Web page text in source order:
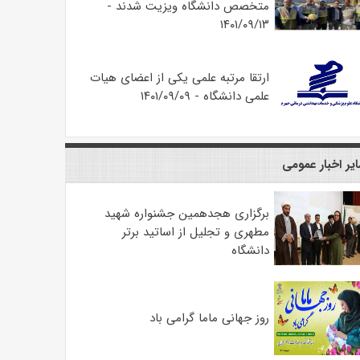
متخصص دانشگاه ویزیت شدند -
۱۴۰۱/۰۹/۱۳
ارتقا مرتبه علمی یکی از اعضای هیات
علمی دانشگاه - ۱۴۰۱/۰۹/۰۹
اخبار عمومی
برگزاری هجدهمین جشنواره شهید
مطهری و تجلیل از اساتید برتر
دانشگاه
روز جهانی ماما گرامی باد